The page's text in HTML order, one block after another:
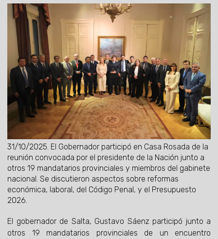
31/10/2025. El Gobernador participó en Casa Rosada de la
reunión convocada por el presidente de la Nación junto a
otros 19 mandatarios provinciales y miembros del gabinete
nacional. Se discutieron aspectos sobre reformas
económica, laboral, del Código Penal, y el Presupuesto
2026.
El gobernador de Salta, Gustavo Sáenz participó junto a
otros 19 mandatarios provinciales de un encuentro